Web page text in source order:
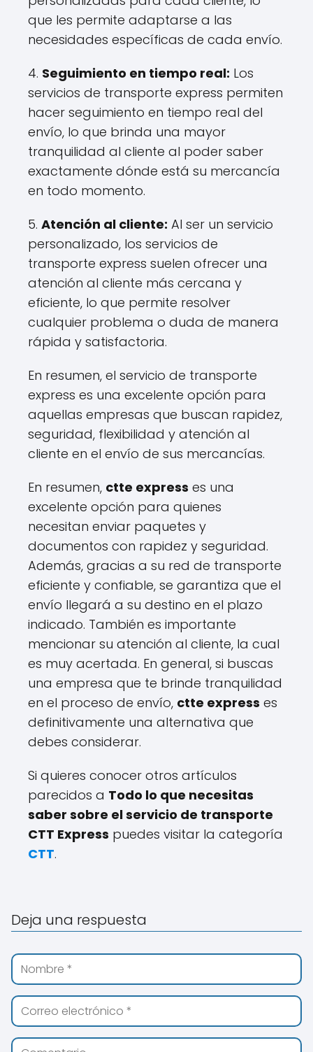
que les permite adaptarse a las
necesidades específicas de cada envío.
4. Seguimiento en tiempo real: Los
servicios de transporte express permiten
hacer seguimiento en tiempo real del
envío, lo que brinda una mayor
tranquilidad al cliente al poder saber
exactamente dónde está su mercancía
en todo momento.
5. Atención al cliente: Al ser un servicio
personalizado, los servicios de
transporte express suelen ofrecer una
atención al cliente más cercana y
eficiente, lo que permite resolver
cualquier problema o duda de manera
rápida y satisfactoria.
En resumen, el servicio de transporte
express es una excelente opción para
aquellas empresas que buscan rapidez,
seguridad, flexibilidad y atención al
cliente en el envío de sus mercancías.
En resumen, ctte express es una
excelente opción para quienes
necesitan enviar paquetes y
documentos con rapidez y seguridad.
Además, gracias a su red de transporte
eficiente y confiable, se garantiza que el
envío llegará a su destino en el plazo
indicado. También es importante
mencionar su atención al cliente, la cual
es muy acertada. En general, si buscas
una empresa que te brinde tranquilidad
en el proceso de envío, ctte express es
definitivamente una alternativa que
debes considerar.
Si quieres conocer otros artículos
parecidos a Todo lo que necesitas
saber sobre el servicio de transporte
CTT Express puedes visitar la categoría
CTT.
Deja una respuesta